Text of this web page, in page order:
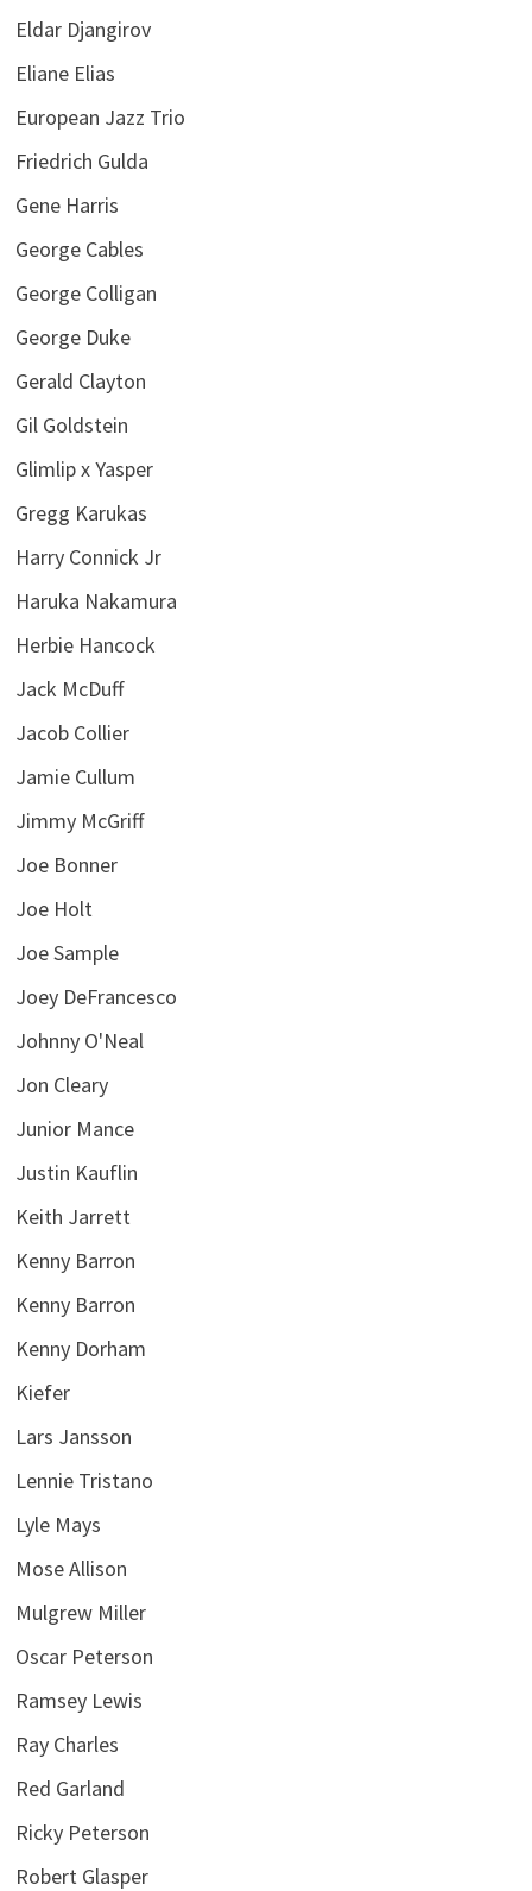
Eldar Djangirov
Eliane Elias
European Jazz Trio
Friedrich Gulda
Gene Harris
George Cables
George Colligan
George Duke
Gerald Clayton
Gil Goldstein
Glimlip x Yasper
Gregg Karukas
Harry Connick Jr
Haruka Nakamura
Herbie Hancock
Jack McDuff
Jacob Collier
Jamie Cullum
Jimmy McGriff
Joe Bonner
Joe Holt
Joe Sample
Joey DeFrancesco
Johnny O'Neal
Jon Cleary
Junior Mance
Justin Kauflin
Keith Jarrett
Kenny Barron
Kenny Barron
Kenny Dorham
Kiefer
Lars Jansson
Lennie Tristano
Lyle Mays
Mose Allison
Mulgrew Miller
Oscar Peterson
Ramsey Lewis
Ray Charles
Red Garland
Ricky Peterson
Robert Glasper